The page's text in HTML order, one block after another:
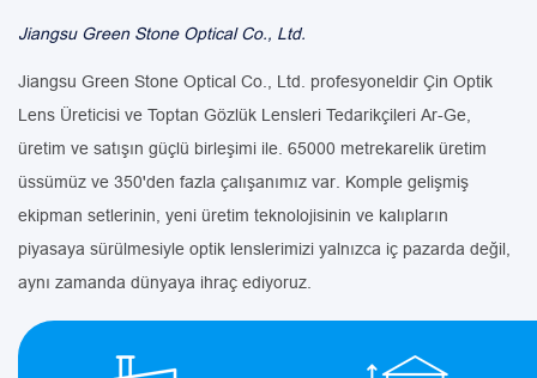
Jiangsu Green Stone Optical Co., Ltd.
Jiangsu Green Stone Optical Co., Ltd. profesyoneldir Çin Optik
Lens Üreticisi ve Toptan Gözlük Lensleri Tedarikçileri Ar-Ge,
üretim ve satışın güçlü birleşimi ile. 65000 metrekarelik üretim
üssümüz ve 350'den fazla çalışanımız var. Komple gelişmiş
ekipman setlerinin, yeni üretim teknolojisinin ve kalıpların
piyasaya sürülmesiyle optik lenslerimizi yalnızca iç pazarda değil,
aynı zamanda dünyaya ihraç ediyoruz.